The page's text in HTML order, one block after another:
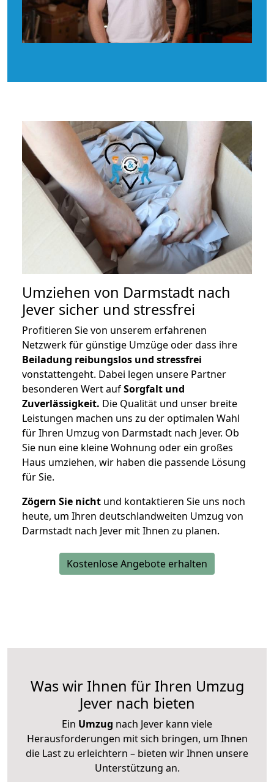
Umziehen von Darmstadt nach
Jever sicher und stressfrei
Profitieren Sie von unserem erfahrenen
Netzwerk für günstige Umzüge oder dass ihre
Beiladung reibungslos und stressfrei
vonstattengeht. Dabei legen unsere Partner
besonderen Wert aufSorgfalt und
Zuverlässigkeit. Die Qualität und unser breite
Leistungen machen uns zu der optimalen Wahl
für Ihren Umzug von Darmstadt nach Jever. Ob
Sie nun eine kleine Wohnung oder ein großes
Haus umziehen, wir haben die passende Lösung
für Sie.
Zögern Sie nicht und kontaktieren Sie uns noch
heute, um Ihren deutschlandweiten Umzug von
Darmstadt nach Jever mit Ihnen zu planen.
Kostenlose Angebote erhalten
Was wir Ihnen für Ihren Umzug
Jever nach bieten
Ein Umzug nach Jever kann viele
Herausforderungen mit sich bringen, um Ihnen
die Last zu erleichtern – bieten wir Ihnen unsere
Unterstützung an.